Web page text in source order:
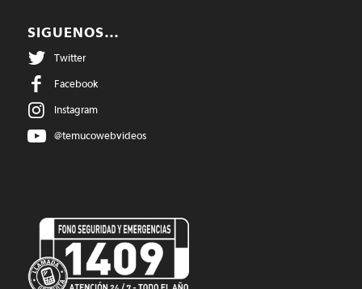
SIGUENOS…
Twitter
Facebook
Instagram
@temucowebvideos